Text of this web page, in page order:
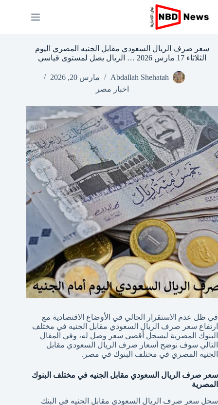
إلى
المحتوى
سعر صرف الريال السعودي مقابل الجنيه المصري اليوم
الثلاثاء 17 مارس 2026 … الريال يصل لمستوى قياسي
Abdallah Shehatah
مارس 20, 2026
اخبار مصر
في ظل عدم الاستقرار الحالي في الأوضاع الاقتصادية مع
ارتفاع سعر صرف الريال السعودي مقابل الجنيه في مختلف
البنوك المصرية ليسجل أقصى سعر وصل له، وفي المقال
التالي سوف نوضح أسعار صرف الريال السعودي مقابل
الجنيه المصري في مختلف البنوك في مصر.
سعر صرف الريال السعودي مقابل الجنيه في مختلف البنوك
المصرية
سجل سعر صرف الريال السعودي مقابل الجنيه في البنك